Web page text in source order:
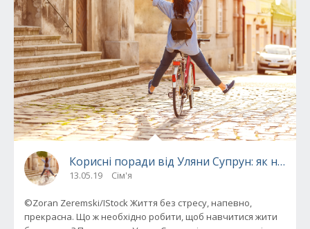
Корисні поради від Уляни Супрун: як
13.05.19 Сім'я
©Zoran Zeremski/IStock Життя без стресу, напевно,
прекрасна. Що ж необхідно робити, щоб навчитися жити